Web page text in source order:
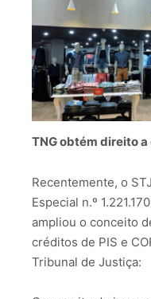
TNG obtém direito a
Recentemente, o
Especial n.º
ampliou o conceito
créditos de PIS e
Tribunal de Justiça: